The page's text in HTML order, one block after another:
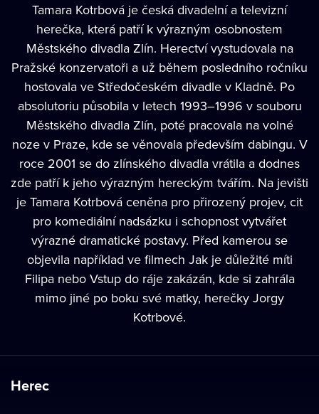
Tamara Kotrbová je česká divadelní a televizní
herečka, která patří k výrazným osobnostem
Městského divadla Zlín. Herectví vystudovala na
Pražské konzervatoři a už během posledního ročníku
hostovala ve Středočeském divadle v Kladně. Po
absolutoriu působila v letech 1993–1996 v souboru
Městského divadla Zlín, poté pracovala na volné
noze v Praze, kde se věnovala především dabingu. V
roce 2001 se do zlínského divadla vrátila a dodnes
zde patří k jeho výrazným hereckým tvářím. Na jevišti
je Tamara Kotrbová ceněna pro přirozený projev, cit
pro komediální nadsázku i schopnost vytvářet
výrazné dramatické postavy. Před kamerou se
objevila například ve filmech Jak je důležité míti
Filipa nebo Vstup do ráje zakázán, kde si zahrála
mimo jiné po boku své matky, herečky Jorgy
Kotrbové.
Herec